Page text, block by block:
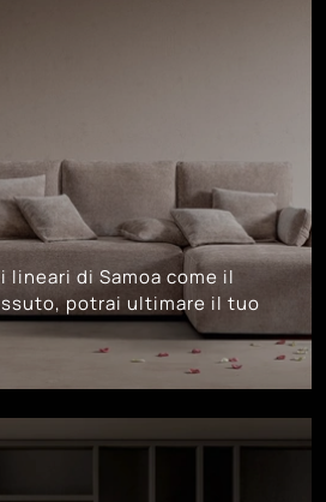
di Samoa come il
potrai ultimare il tuo